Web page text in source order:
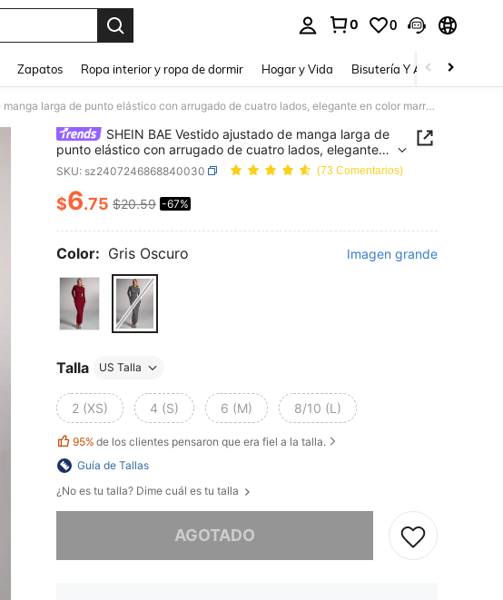
0 0
Zapatos Ropa interior y ropa de dormir Hogar y Vida Bisutería Y Accesorios
SHEIN BAE Vestido ajustado de manga larga de punto elástico con arrugado de cuatro lados, elegante en color marrón para mujer en otoño/invierno
SHEIN BAE Vestido ajustado de manga larga de
punto elástico con arrugado de cuatro lados, elegante
en color marrón para mujer en otoño/invierno
SKU: sz2407246868840030 (73 Comentarios)
PRICE AND AVAILABILITY
$6.75 $20.59 -67%
Color: Gris Oscuro Imagen grande
Talla US Talla
2 (XS) 4 (S) 6 (M) 8/10 (L)
95% de los clientes pensaron que era fiel a la talla.
Guía de Tallas
¿No es tu talla? Dime cuál es tu talla
AGOTADO